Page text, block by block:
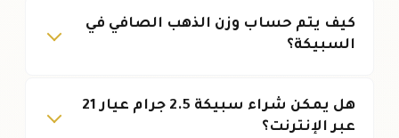
كيف يتم حساب وزن الذهب الصافي في
السبيكة؟
هل يمكن شراء سبيكة 2.5 جرام عيار 21
عبر الإنترنت؟